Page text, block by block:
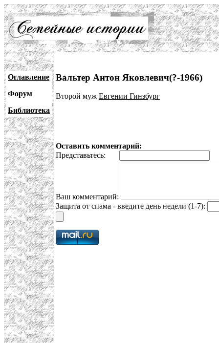
Оглавление
Форум
Библиотека
Вальтер Антон Яковлевич(?-1966)
Второй муж Евгении Гинзбург
Оставить комментарий:
Представьтесь:
Ваш комментарий:
Защита от спама - введите день недели (1-7):